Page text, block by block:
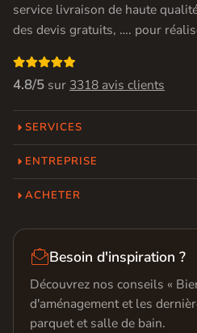
service livraison de haute
des devis gratuits, …. pour

4.8/5 sur 3318 avis clients
SERVICES
ENTREPRISE
ACHETER
Besoin d'inspiration ?
Découvrez nos conseils «
d'aménagement et les
parquet et salle de bain.